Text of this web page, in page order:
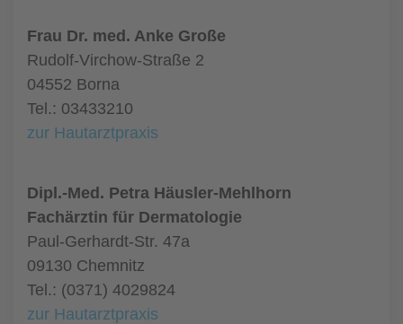
Frau Dr. med. Anke Große
Rudolf-Virchow-Straße 2
04552 Borna
Tel.: 03433210
zur Hautarztpraxis
Dipl.-Med. Petra Häusler-Mehlhorn
Fachärztin für Dermatologie
Paul-Gerhardt-Str. 47a
09130 Chemnitz
Tel.: (0371) 4029824
zur Hautarztpraxis